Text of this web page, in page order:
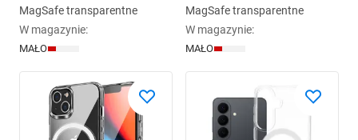
MagSafe transparentne
W magazynie:
MAŁO
MagSafe transparentne
W magazynie:
MAŁO